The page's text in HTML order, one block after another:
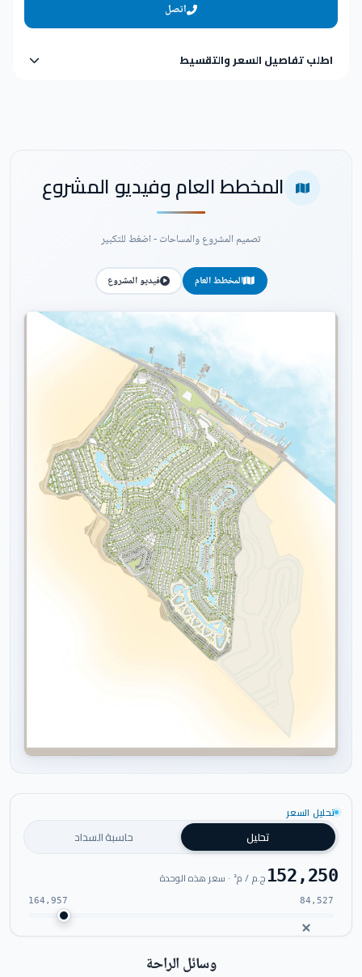
اتصل
اطلب تفاصيل السعر والتقسيط
المخطط العام وفيديو المشروع
تصميم المشروع والمساحات - اضغط للتكبير
المخطط العام فيديو المشروع
تحليل السعر
تحليل حاسبة السداد
152,250ج.م / م² · سعر هذه الوحدة
84,527
164,957
وسائل الراحة